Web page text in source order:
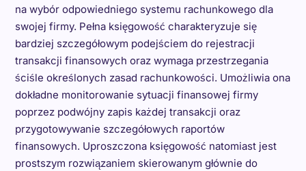
na wybór odpowiedniego systemu rachunkowego dla
swojej firmy. Pełna księgowość charakteryzuje się
bardziej szczegółowym podejściem do rejestracji
transakcji finansowych oraz wymaga przestrzegania
ściśle określonych zasad rachunkowości. Umożliwia ona
dokładne monitorowanie sytuacji finansowej firmy
poprzez podwójny zapis każdej transakcji oraz
przygotowywanie szczegółowych raportów
finansowych. Uproszczona księgowość natomiast jest
prostszym rozwiązaniem skierowanym głównie do